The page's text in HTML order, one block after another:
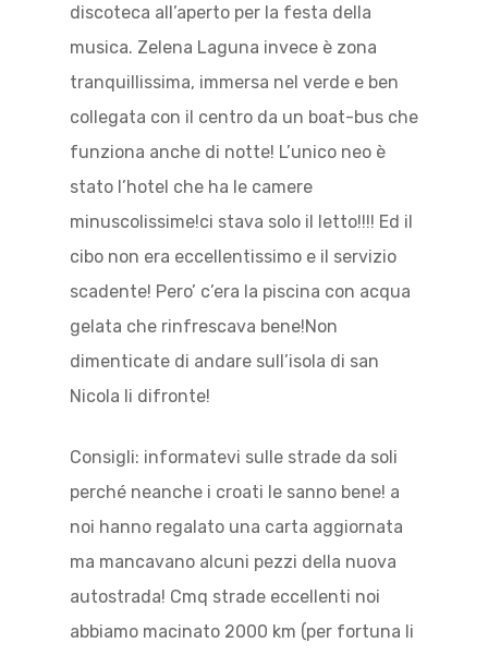
discoteca all’aperto per la festa della
musica. Zelena Laguna invece è zona
tranquillissima, immersa nel verde e ben
collegata con il centro da un boat-bus che
funziona anche di notte! L’unico neo è
stato l’hotel che ha le camere
minuscolissime!ci stava solo il letto!!!! Ed il
cibo non era eccellentissimo e il servizio
scadente! Pero’ c’era la piscina con acqua
gelata che rinfrescava bene!Non
dimenticate di andare sull’isola di san
Nicola li difronte!
Consigli: informatevi sulle strade da soli
perché neanche i croati le sanno bene! a
noi hanno regalato una carta aggiornata
ma mancavano alcuni pezzi della nuova
autostrada! Cmq strade eccellenti noi
abbiamo macinato 2000 km (per fortuna li